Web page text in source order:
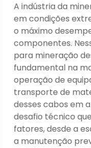
A indústria da
em condições
o máximo
componentes.
para mineração
fundamental na
operação de
transporte de
desses cabos em
desafio técnico
fatores, desde a
a manutenção